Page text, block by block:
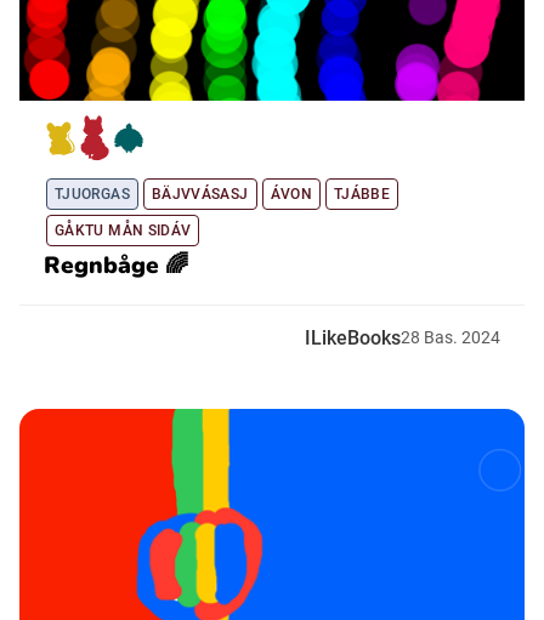
TJUORGAS BÄJVVÁSASJ ÁVON TJÁBBE
GÅKTU MÅN SIDÁV
Regnbåge 🌈
ILikeBooks28 Bas. 2024